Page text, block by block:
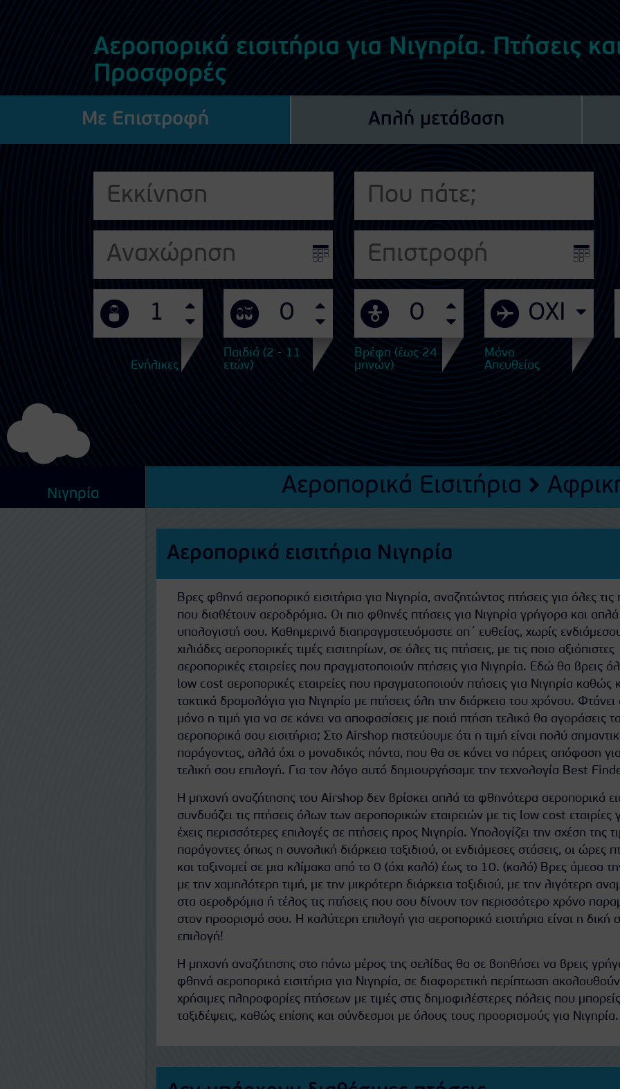
Αεροπορικά εισιτήρια για Νιγηρία. Πτήσεις
Προσφορές
Με Επιστροφή Απλή μετάβαση
Ενήλικες
Παιδιά (2 - 11
ετών)
Βρέφη (έως 24
μηνών)
Μόνο
Απευθείας
Νιγηρία Αεροπορικά Εισιτήρια
Αεροπορικά εισιτήρια Νιγηρία
Βρες φθηνά αεροπορικά εισιτήρια για Νιγηρία, αναζητώντας πτήσεις για όλες τις
που διαθέτουν αεροδρόμια. Οι πιο φθηνές πτήσεις για Νιγηρία γρήγορα και
υπολογιστή σου. Καθημερινά διαπραγματευόμαστε απ΄ ευθείας, χωρίς
χιλιάδες αεροπορικές τιμές εισιτηρίων, σε όλες τις πτήσεις, με τις ποιο αξιόπιστες
αεροπορικές εταιρείες που πραγματοποιούν πτήσεις για Νιγηρία. Εδώ θα βρεις
low cost αεροπορικές εταιρείες που πραγματοποιούν πτήσεις για Νιγηρία καθώς
τακτικά δρομολόγια για Νιγηρία με πτήσεις όλη την διάρκεια του χρόνου.
μόνο η τιμή για να σε κάνει να αποφασίσεις με ποιά πτήση τελικά θα αγοράσεις τα
αεροπορικά σου εισιτήρια; Στο Airshop πιστεύουμε ότι η τιμή είναι πολύ
παράγοντας, αλλά όχι ο μοναδικός πάντα, που θα σε κάνει να πάρεις απόφαση
τελική σου επιλογή. Για τον λόγο αυτό δημιουργήσαμε την τεχνολογία Best
Η μηχανή αναζήτησης του Airshop δεν βρίσκει απλά τα φθηνότερα αεροπορικά
συνδυάζει τις πτήσεις όλων των αεροπορικών εταιρειών με τις low cost εταιρίες
έχεις περισσότερες επιλογές σε πτήσεις προς Νιγηρία. Υπολογίζει την σχέση της
παράγοντες όπως η συνολική διάρκεια ταξιδιού, οι ενδιάμεσες στάσεις, οι ώρες
και ταξινομεί σε μια κλίμακα από το 0 (όχι καλό) έως το 10. (καλό) Βρες άμεσα
με την χαμηλότερη τιμή, με την μικρότερη διάρκεια ταξιδιού, με την λιγότερη
στα αεροδρόμια ή τέλος τις πτήσεις που σου δίνουν τον περισσότερο χρόνο
στον προορισμό σου. Η καλύτερη επιλογή για αεροπορικά εισιτήρια είναι η δική
επιλογή!
Η μηχανή αναζήτησης στο πάνω μέρος της σελίδας θα σε βοηθήσει να βρεις
φθηνά αεροπορικά εισιτήρια για Νιγηρία, σε διαφορετική περίπτωση ακολουθούν
χρήσιμες πληροφορίες πτήσεων με τιμές στις δημοφιλέστερες πόλεις που
ταξιδέψεις, καθώς επίσης και σύνδεσμοι με όλους τους προορισμούς για Νιγηρία.